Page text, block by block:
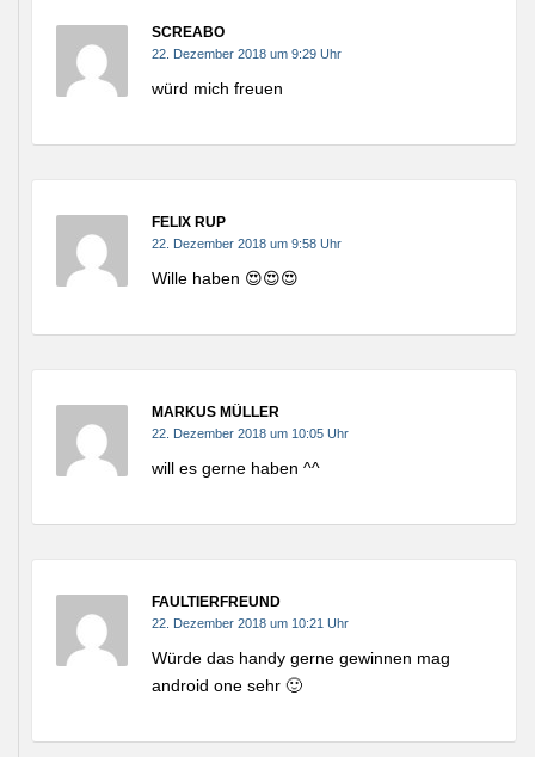
SCREABO
22. Dezember 2018 um 9:29 Uhr
würd mich freuen
FELIX RUP
22. Dezember 2018 um 9:58 Uhr
Wille haben 😍😍😍
MARKUS MÜLLER
22. Dezember 2018 um 10:05 Uhr
will es gerne haben ^^
FAULTIERFREUND
22. Dezember 2018 um 10:21 Uhr
Würde das handy gerne gewinnen mag
android one sehr 🙂